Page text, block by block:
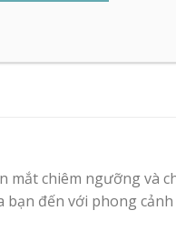
mắt chiêm ngưỡng và
bạn đến với phong